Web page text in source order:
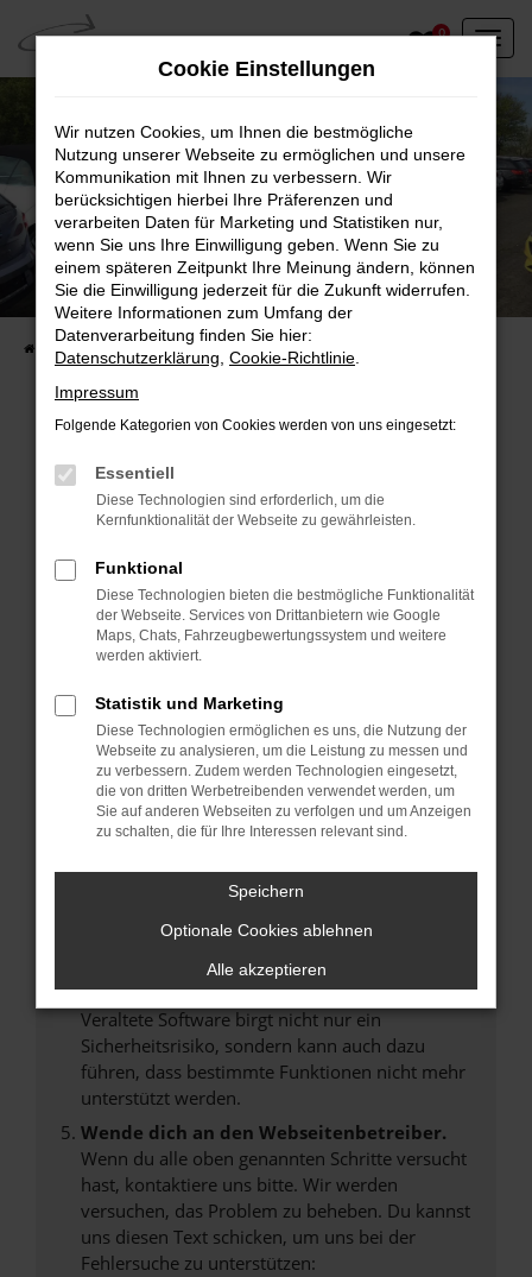
Zum
Hauptinhalt
springen
0
Unser Fahrzeugbestand vor Ort
Entdecken Sie unsere sofort verfügbaren
Fahrzeugangebote
Fehler: Network Error
Beim Laden ist ein Fehler aufgetreten.
Hier sind ein paar Tipps, die dir helfen können:
Überprüfe deine Firewall und deine
Internetverbindung.
Laden andere Webseiten, zum Beispiel deine
Suchmaschine?
Manche Erweiterungen, wie Werbeblocker,
können das Laden bestimmter Seiten
verhindern. Funktioniert die Seite in einem
anderen Browser oder in einem privaten
Fenster?
Das kann manchmal helfen, vorübergehende
Probleme zu beheben.
Stelle sicher, dass dein Browser und dein
Betriebssystem auf dem neuesten Stand
sind.
Veraltete Software birgt nicht nur ein
Sicherheitsrisiko, sondern kann auch dazu
führen, dass bestimmte Funktionen nicht mehr
unterstützt werden.
Wende dich an den Webseitenbetreiber.
Wenn du alle oben genannten Schritte versucht
hast, kontaktiere uns bitte. Wir werden
versuchen, das Problem zu beheben. Du kannst
uns diesen Text schicken, um uns bei der
Fehlersuche zu unterstützen:
Cookie Einstellungen
Wir nutzen Cookies, um Ihnen die bestmögliche
Nutzung unserer Webseite zu ermöglichen und unsere
Kommunikation mit Ihnen zu verbessern. Wir
berücksichtigen hierbei Ihre Präferenzen und
verarbeiten Daten für Marketing und Statistiken nur,
wenn Sie uns Ihre Einwilligung geben. Wenn Sie zu
einem späteren Zeitpunkt Ihre Meinung ändern, können
Sie die Einwilligung jederzeit für die Zukunft widerrufen.
Weitere Informationen zum Umfang der
Datenverarbeitung finden Sie hier:
Datenschutzerklärung Cookie-Richtlinie
Impressum
Folgende Kategorien von Cookies werden von uns eingesetzt:
Essentiell
Diese Technologien sind erforderlich, um die
Kernfunktionalität der Webseite zu gewährleisten.
Funktional
Diese Technologien bieten die bestmögliche Funktionalität
der Webseite. Services von Drittanbietern wie Google
Maps, Chats, Fahrzeugbewertungssystem und weitere
werden aktiviert.
Statistik und Marketing
Diese Technologien ermöglichen es uns, die Nutzung der
Webseite zu analysieren, um die Leistung zu messen und
zu verbessern. Zudem werden Technologien eingesetzt,
die von dritten Werbetreibenden verwendet werden, um
Sie auf anderen Webseiten zu verfolgen und um Anzeigen
zu schalten, die für Ihre Interessen relevant sind.
Speichern
Optionale Cookies ablehnen
Alle akzeptieren